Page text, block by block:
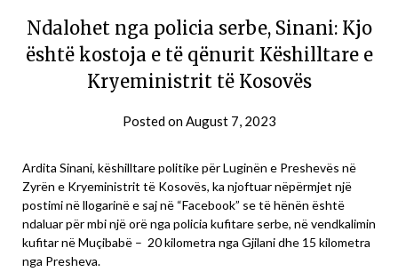
Ndalohet nga policia serbe, Sinani: Kjo
është kostoja e të qënurit Këshilltare e
Kryeministrit të Kosovës
Posted onAugust 7, 2023
Ardita Sinani, këshilltare politike për Luginën e Preshevës në
Zyrën e Kryeministrit të Kosovës, ka njoftuar nëpërmjet një
postimi në llogarinë e saj në “Facebook” se të hënën është
ndaluar për mbi një orë nga policia kufitare serbe, në vendkalimin
kufitar në Muçibabë – 20 kilometra nga Gjilani dhe 15 kilometra
nga Presheva.